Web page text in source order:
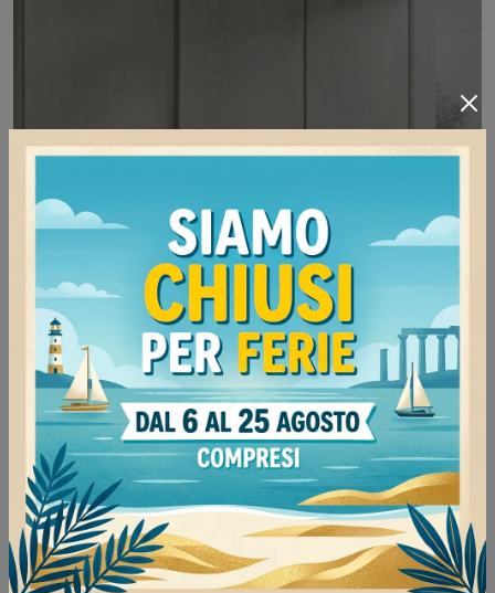
Free Volo M019
Se sei alla ricerca di armadiature a muro con ante
scorrevoli, clicca e scopri l'armadio Free Volo
M019 di Colombini Casa in melaminico.